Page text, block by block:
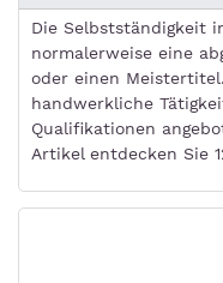
Die Selbstständigkeit
normalerweise eine
oder einen
handwerkliche
Qualifikationen
Artikel entdecken Sie